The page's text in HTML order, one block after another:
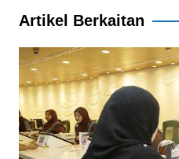
o
k
p
Artikel Berkaitan